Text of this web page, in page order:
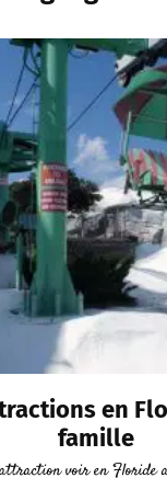
en
famille
voir en Floride